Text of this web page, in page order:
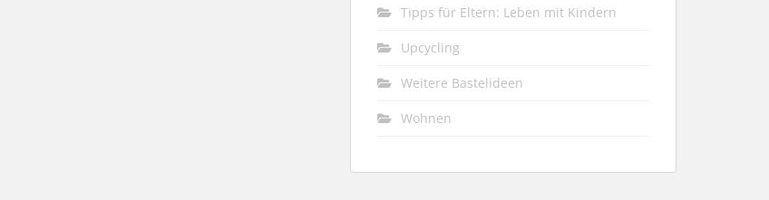
Tipps für Eltern: Leben mit Kindern
Upcycling
Weitere Bastelideen
Wohnen